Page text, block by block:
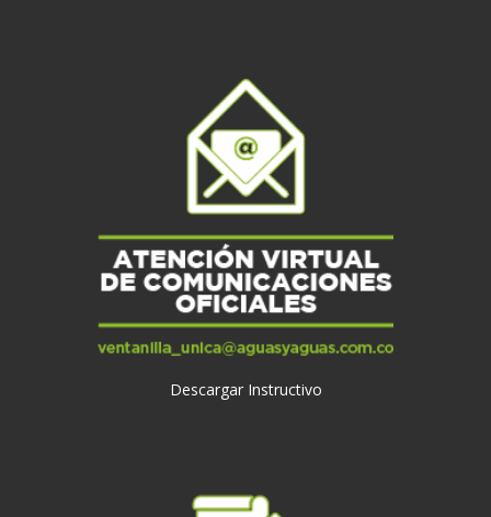
Descargar Instructivo